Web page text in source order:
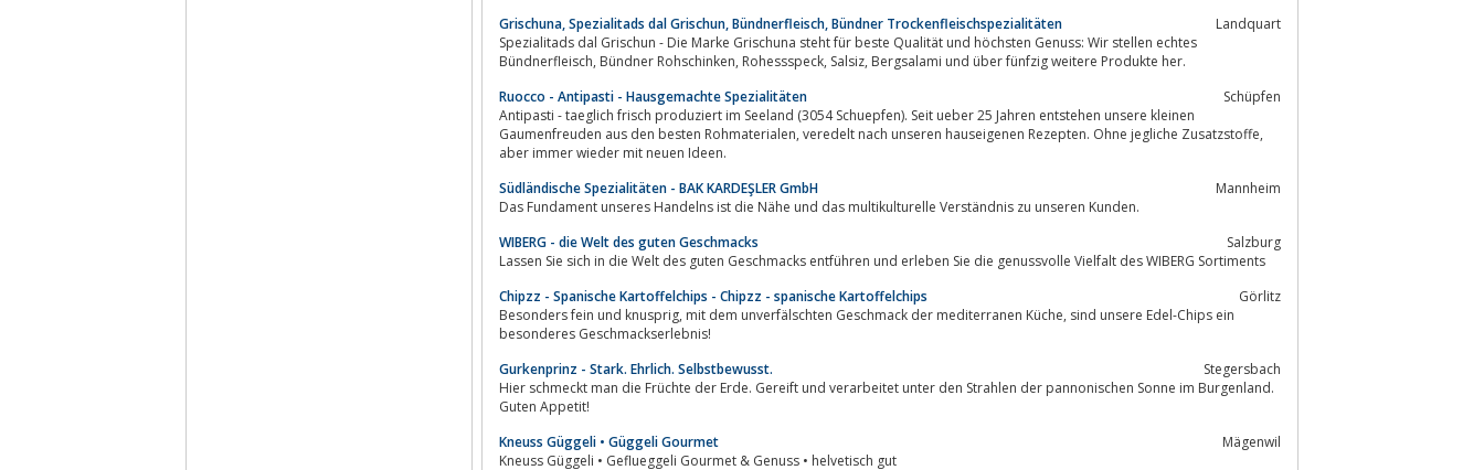
Grischuna, Spezialitads dal Grischun, Bündnerfleisch, Bündner Trockenfleischspezialitäten
Landquart
Spezialitads dal Grischun - Die Marke Grischuna steht für beste Qualität und höchsten Genuss: Wir stellen echtes
Bündnerfleisch, Bündner Rohschinken, Rohessspeck, Salsiz, Bergsalami und über fünfzig weitere Produkte her.
Ruocco - Antipasti - Hausgemachte Spezialitäten
Schüpfen
Antipasti - taeglich frisch produziert im Seeland (3054 Schuepfen). Seit ueber 25 Jahren entstehen unsere kleinen
Gaumenfreuden aus den besten Rohmaterialen, veredelt nach unseren hauseigenen Rezepten. Ohne jegliche Zusatzstoffe,
aber immer wieder mit neuen Ideen.
Südländische Spezialitäten - BAK KARDEŞLER GmbH
Mannheim
Das Fundament unseres Handelns ist die Nähe und das multikulturelle Verständnis zu unseren Kunden.
WIBERG - die Welt des guten Geschmacks
Salzburg
Lassen Sie sich in die Welt des guten Geschmacks entführen und erleben Sie die genussvolle Vielfalt des WIBERG Sortiments
Chipzz - Spanische Kartoffelchips - Chipzz - spanische Kartoffelchips
Görlitz
Besonders fein und knusprig, mit dem unverfälschten Geschmack der mediterranen Küche, sind unsere Edel-Chips ein
besonderes Geschmackserlebnis!
Gurkenprinz - Stark. Ehrlich. Selbstbewusst.
Stegersbach
Hier schmeckt man die Früchte der Erde. Gereift und verarbeitet unter den Strahlen der pannonischen Sonne im Burgenland.
Guten Appetit!
Kneuss Güggeli • Güggeli Gourmet
Mägenwil
Kneuss Güggeli • Geflueggeli Gourmet & Genuss • helvetisch gut